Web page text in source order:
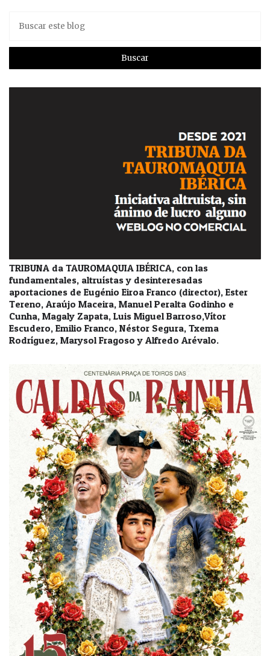
TRIBUNA da TAUROMAQUIA IBÉRICA, con las
fundamentales, altruístas y desinteresadas
aportaciones de Eugénio Eiroa Franco (director), Ester
Tereno, Araújo Maceira, Manuel Peralta Godinho e
Cunha, Magaly Zapata, Luis Miguel Barroso,Vítor
Escudero, Emilio Franco, Néstor Segura, Txema
Rodríguez, Marysol Fragoso y Alfredo Arévalo.